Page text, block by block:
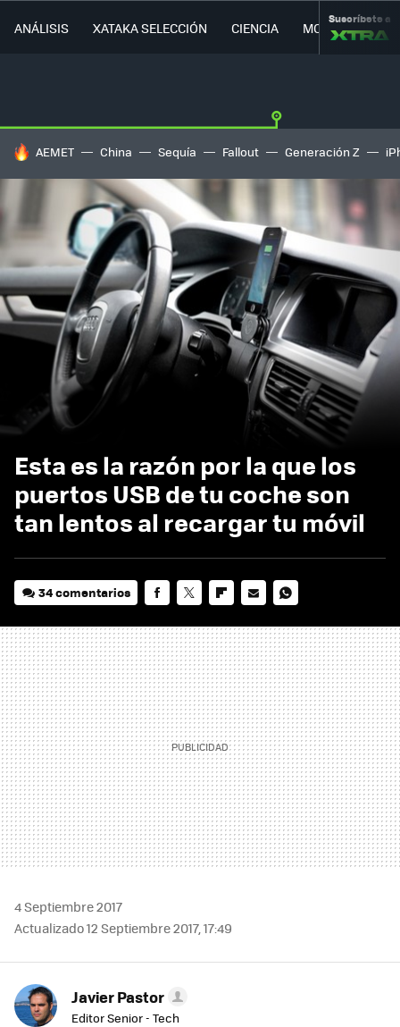
ANÁLISIS XATAKA SELECCIÓN CIENCIA MOVILIDAD
Suscríbete a
HOY SE HABLA DE
AEMET China Sequía Fallout Generación Z
Esta es la razón por la que los
puertos USB de tu coche son
tan lentos al recargar tu móvil
34 comentarios
MAIL
4 Septiembre 2017
Actualizado 12 Septiembre 2017, 17:49
Javier Pastor
Editor Senior - Tech